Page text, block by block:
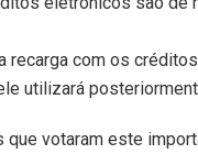
recarga com os
utilizará
votaram este